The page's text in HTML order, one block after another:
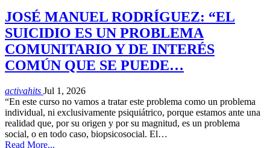
JOSÉ MANUEL RODRÍGUEZ: “EL
SUICIDIO ES UN PROBLEMA
COMUNITARIO Y DE INTERÉS
COMÚN QUE SE PUEDE…
activahits Jul 1, 2026
“En este curso no vamos a tratar este problema como un problema
individual, ni exclusivamente psiquiátrico, porque estamos ante una
realidad que, por su origen y por su magnitud, es un problema
social, o en todo caso, biopsicosocial. El…
Read More...